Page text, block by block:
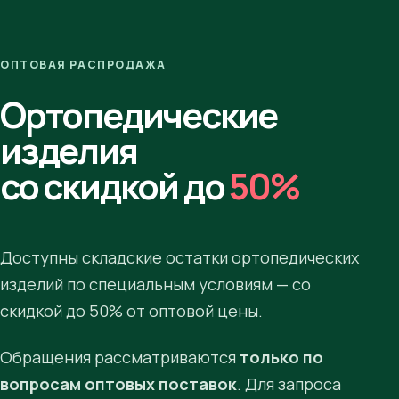
ОПТОВАЯ РАСПРОДАЖА
Ортопедические
изделия
со скидкой до50%
Доступны складские остатки ортопедических
изделий по специальным условиям — со
скидкой до 50% от оптовой цены.
Обращения рассматриваются только по
вопросам оптовых поставок. Для запроса